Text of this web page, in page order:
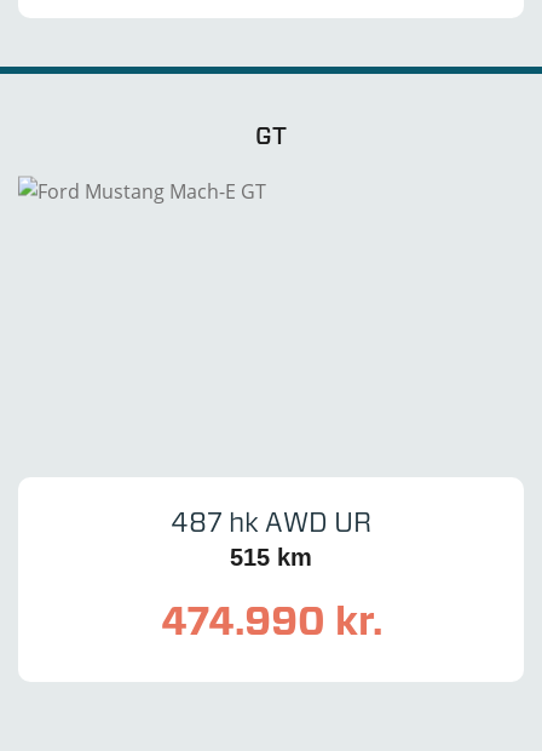
GT
487 hk AWD UR
515 km
474.990 kr.